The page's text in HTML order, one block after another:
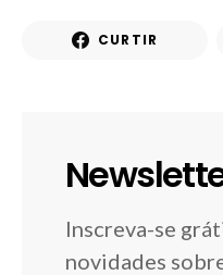
CURTIR
Inscreva-se
novidades